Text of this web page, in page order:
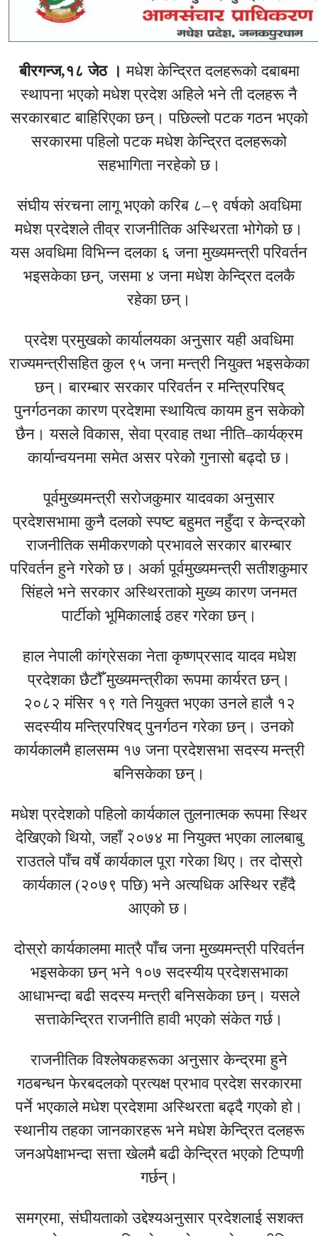
बीरगन्ज,१८ जेठ । मधेश केन्द्रित दलहरूको दबाबमा
स्थापना भएको मधेश प्रदेश अहिले भने ती दलहरू नै
सरकारबाट बाहिरिएका छन्। पछिल्लो पटक गठन भएको
सरकारमा पहिलो पटक मधेश केन्द्रित दलहरूको
सहभागिता नरहेको छ।
संघीय संरचना लागू भएको करिब ८–९ वर्षको अवधिमा
मधेश प्रदेशले तीव्र राजनीतिक अस्थिरता भोगेको छ।
यस अवधिमा विभिन्न दलका ६ जना मुख्यमन्त्री परिवर्तन
भइसकेका छन्, जसमा ४ जना मधेश केन्द्रित दलकै
रहेका छन्।
प्रदेश प्रमुखको कार्यालयका अनुसार यही अवधिमा
राज्यमन्त्रीसहित कुल ९५ जना मन्त्री नियुक्त भइसकेका
छन्। बारम्बार सरकार परिवर्तन र मन्त्रिपरिषद्
पुनर्गठनका कारण प्रदेशमा स्थायित्व कायम हुन सकेको
छैन। यसले विकास, सेवा प्रवाह तथा नीति–कार्यक्रम
कार्यान्वयनमा समेत असर परेको गुनासो बढ्दो छ।
पूर्वमुख्यमन्त्री सरोजकुमार यादवका अनुसार
प्रदेशसभामा कुनै दलको स्पष्ट बहुमत नहुँदा र केन्द्रको
राजनीतिक समीकरणको प्रभावले सरकार बारम्बार
परिवर्तन हुने गरेको छ। अर्का पूर्वमुख्यमन्त्री सतीशकुमार
सिंहले भने सरकार अस्थिरताको मुख्य कारण जनमत
पार्टीको भूमिकालाई ठहर गरेका छन्।
हाल नेपाली कांग्रेसका नेता कृष्णप्रसाद यादव मधेश
प्रदेशका छैटौँ मुख्यमन्त्रीका रूपमा कार्यरत छन्।
२०८२ मंसिर १९ गते नियुक्त भएका उनले हालै १२
सदस्यीय मन्त्रिपरिषद् पुनर्गठन गरेका छन्। उनको
कार्यकालमै हालसम्म १७ जना प्रदेशसभा सदस्य मन्त्री
बनिसकेका छन्।
मधेश प्रदेशको पहिलो कार्यकाल तुलनात्मक रूपमा स्थिर
देखिएको थियो, जहाँ २०७४ मा नियुक्त भएका लालबाबु
राउतले पाँच वर्षे कार्यकाल पूरा गरेका थिए। तर दोस्रो
कार्यकाल (२०७९ पछि) भने अत्यधिक अस्थिर रहँदै
आएको छ।
दोस्रो कार्यकालमा मात्रै पाँच जना मुख्यमन्त्री परिवर्तन
भइसकेका छन् भने १०७ सदस्यीय प्रदेशसभाका
आधाभन्दा बढी सदस्य मन्त्री बनिसकेका छन्। यसले
सत्ताकेन्द्रित राजनीति हावी भएको संकेत गर्छ।
राजनीतिक विश्लेषकहरूका अनुसार केन्द्रमा हुने
गठबन्धन फेरबदलको प्रत्यक्ष प्रभाव प्रदेश सरकारमा
पर्ने भएकाले मधेश प्रदेशमा अस्थिरता बढ्दै गएको हो।
स्थानीय तहका जानकारहरू भने मधेश केन्द्रित दलहरू
जनअपेक्षाभन्दा सत्ता खेलमै बढी केन्द्रित भएको टिप्पणी
गर्छन्।
समग्रमा, संघीयताको उद्देश्यअनुसार प्रदेशलाई सशक्त